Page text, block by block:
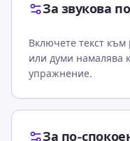
За звукова
Включете текст към
или думи намалява
упражнение.
За по-